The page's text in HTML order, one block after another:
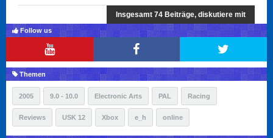
Insgesamt 74 Beiträge, diskutiere mit
Follow us
Themen
2005 9.0 - 10.0 Electronic Arts PAL Racing
Reviews USK 12 Xbox e_h online